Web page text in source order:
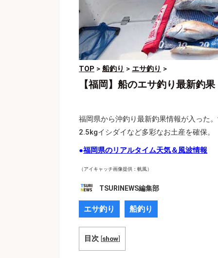
TOP > 船釣り > エサ釣り >
【福岡】船のエサ釣り最新釣
福岡県から沖釣り最新釣果情報が入った
2.5kgイシダイなど多彩なお土産を確保。
●福岡県のリアルタイム天気＆風波情報
（アイキャッチ画像提供：帆風）
TSURINEWS編集部
エサ釣り 船釣り
目次 [show]